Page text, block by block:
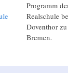
Programm
Realschule
Doventhor zu
Bremen.